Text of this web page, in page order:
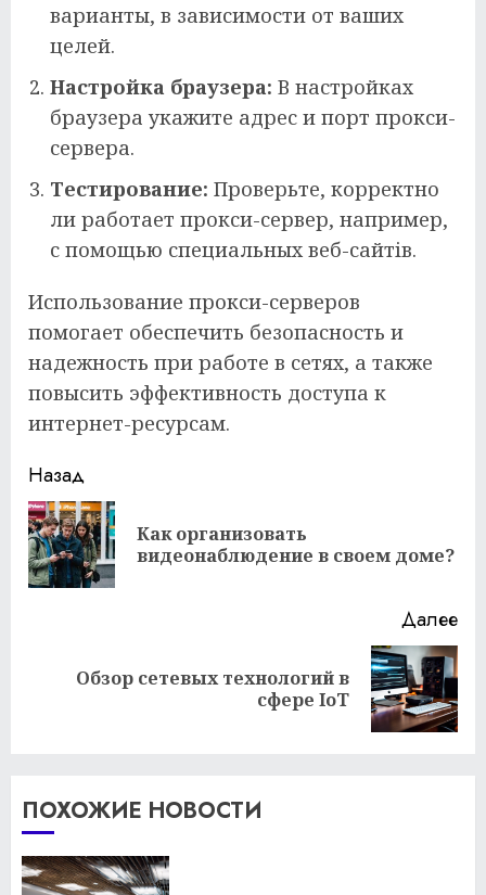
варианты, в зависимости от ваших
целей.
Настройка браузера: В настройках
браузера укажите адрес и порт прокси-
сервера.
Тестирование: Проверьте, корректно
ли работает прокси-сервер, например,
с помощью специальных веб-сайтів.
Использование прокси-серверов
помогает обеспечить безопасность и
надежность при работе в сетях, а также
повысить эффективность доступа к
интернет-ресурсам.
Продолжить
чтение
Назад
Как организовать
видеонаблюдение в своем доме?
Далее
Следующая
Обзор сетевых технологий в
сфере IoT
ПОХОЖИЕ НОВОСТИ